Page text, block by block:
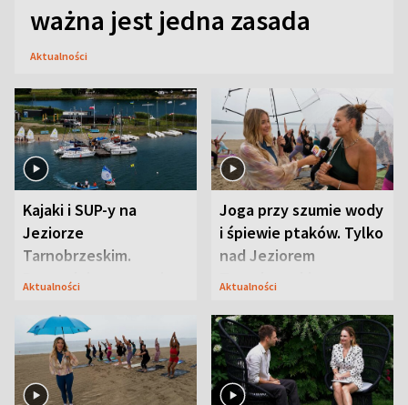
ważna jest jedna zasada
Aktualności
Kajaki i SUP-y na
Jeziorze
Tarnobrzeskim.
Przyrodnicy zwracają
Aktualności
Joga przy szumie wody
i śpiewie ptaków. Tylko
nad Jeziorem
Tarnobrzeskim
Aktualności